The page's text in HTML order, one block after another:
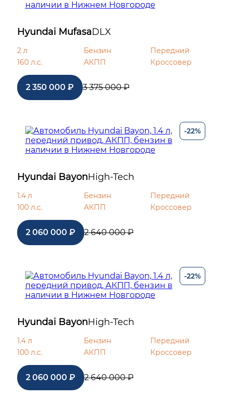
Hyundai MufasaDLX
2 л Бензин
Передний
160 л.с.
АКПП Кроссовер
2 350 000 ₽ 3 375 000 ₽
-22%
Hyundai BayonHigh-Tech
1.4 л Бензин
Передний
100 л.с.
АКПП Кроссовер
2 060 000 ₽ 2 640 000 ₽
-22%
Hyundai BayonHigh-Tech
1.4 л Бензин
Передний
100 л.с.
АКПП Кроссовер
2 060 000 ₽ 2 640 000 ₽